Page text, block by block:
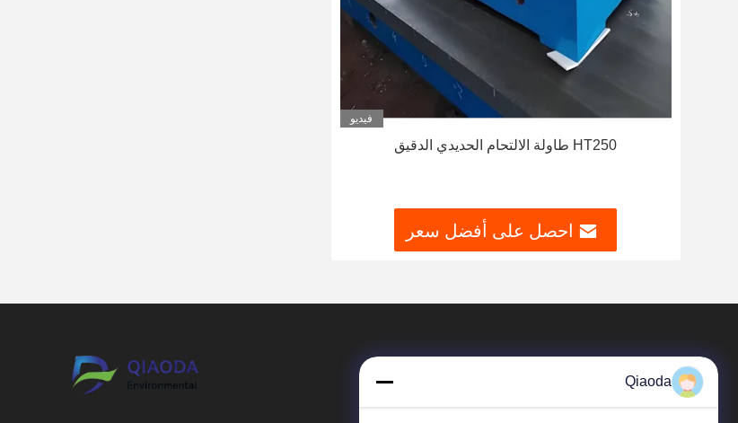
فيديو
HT250 طاولة الالتحام الحديدي الدقيق
احصل على أفضل سعر
Qiaoda